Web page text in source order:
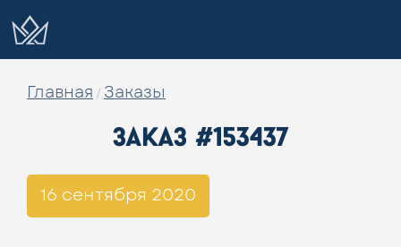
Главная / Заказы
заказ #153437
16 сентября 2020